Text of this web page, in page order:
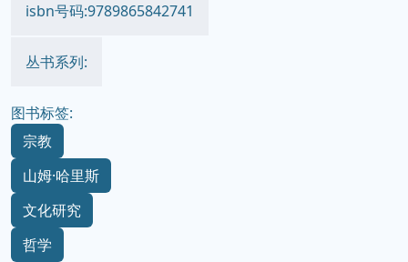
isbn号码:9789865842741
丛书系列:
图书标签:
宗教
山姆·哈里斯
文化研究
哲学